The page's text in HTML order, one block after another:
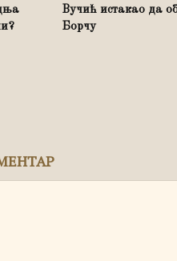
Вучић истакао да
Борчу